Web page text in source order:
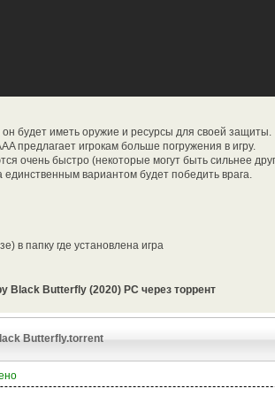
будет иметь оружие и ресурсы для своей защиты.
предлагает игрокам больше погружения в игру.
очень быстро (некоторые могут быть сильнее
вариантом будет победить врага.
в папку где установлена игра
Black Butterfly (2020) PC через торрент
Butterfly.torrent